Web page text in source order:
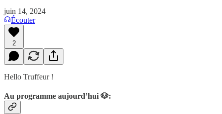
juin 14, 2024
Écouter
2
Hello Truffeur !
Au programme aujourd’hui 🐶: